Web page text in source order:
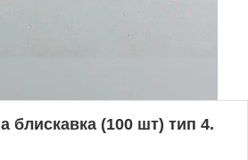
блискавка (100 шт) тип 4.